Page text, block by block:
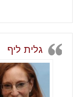
גלית ליף